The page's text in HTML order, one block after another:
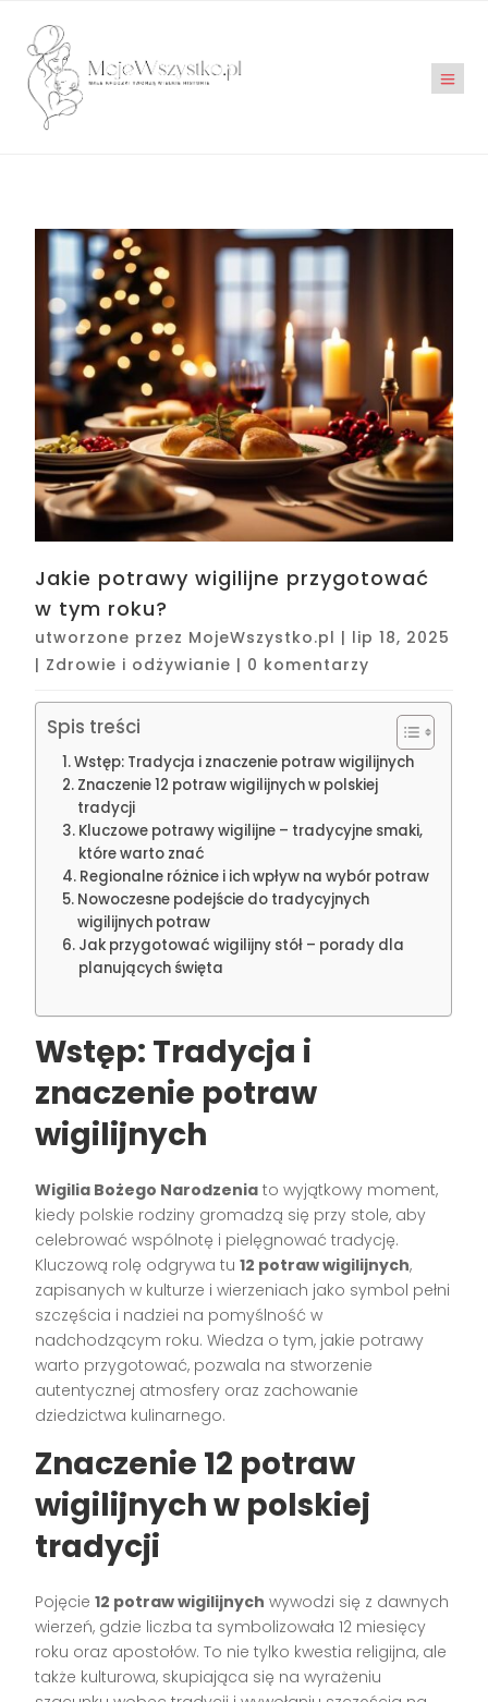
Jakie potrawy wigilijne przygotować
w tym roku?
utworzone przez MojeWszystko.pl | lip 18, 2025
| Zdrowie i odżywianie | 0 komentarzy
Spis treści
Wstęp: Tradycja i znaczenie potraw wigilijnych
Znaczenie 12 potraw wigilijnych w polskiej
tradycji
Kluczowe potrawy wigilijne – tradycyjne smaki,
które warto znać
Regionalne różnice i ich wpływ na wybór potraw
Nowoczesne podejście do tradycyjnych
wigilijnych potraw
Jak przygotować wigilijny stół – porady dla
planujących święta
Wstęp: Tradycja i
znaczenie potraw
wigilijnych
Wigilia Bożego Narodzenia to wyjątkowy moment,
kiedy polskie rodziny gromadzą się przy stole, aby
celebrować wspólnotę i pielęgnować tradycję.
Kluczową rolę odgrywa tu12 potraw wigilijnych,
zapisanych w kulturze i wierzeniach jako symbol pełni
szczęścia i nadziei na pomyślność w
nadchodzącym roku. Wiedza o tym, jakie potrawy
warto przygotować, pozwala na stworzenie
autentycznej atmosfery oraz zachowanie
dziedzictwa kulinarnego.
Znaczenie 12 potraw
wigilijnych w polskiej
tradycji
Pojęcie12 potraw wigilijnych wywodzi się z dawnych
wierzeń, gdzie liczba ta symbolizowała 12 miesięcy
roku oraz apostołów. To nie tylko kwestia religijna, ale
także kulturowa, skupiająca się na wyrażeniu